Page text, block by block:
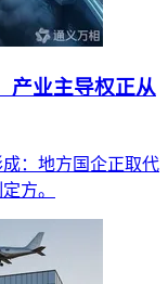
产业主导权正从
：地方国企正取代
方。